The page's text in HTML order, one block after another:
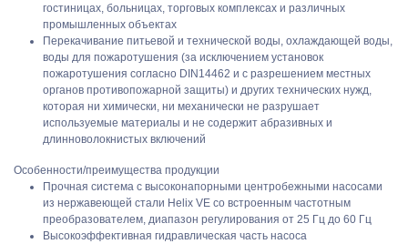
гостиницах, больницах, торговых комплексах и различных
промышленных объектах
Перекачивание питьевой и технической воды, охлаждающей воды,
воды для пожаротушения (за исключением установок
пожаротушения согласно DIN14462 и с разрешением местных
органов противопожарной защиты) и других технических нужд,
которая ни химически, ни механически не разрушает
используемые материалы и не содержит абразивных и
длинноволокнистых включений
Особенности/преимущества продукции
Прочная система с высоконапорными центробежными насосами
из нержавеющей стали Helix VE со встроенным частотным
преобразователем, диапазон регулирования от 25 Гц до 60 Гц
Высокоэффективная гидравлическая часть насоса